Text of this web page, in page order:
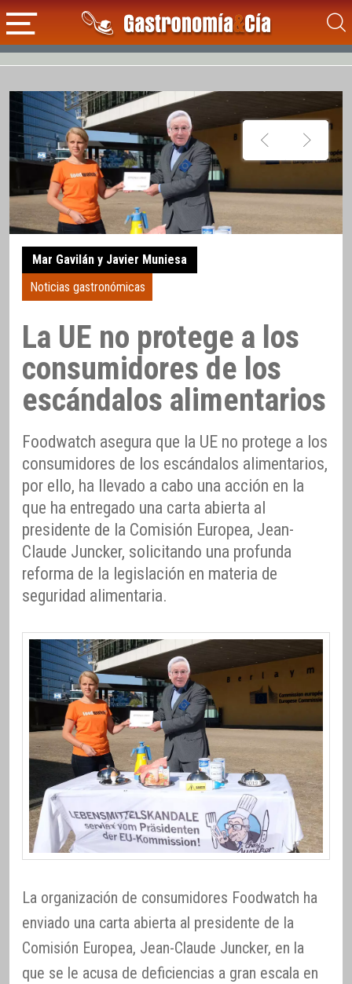
Mar Gavilán y Javier Muniesa
Noticias gastronómicas
La UE no protege a los
consumidores de los
escándalos alimentarios
Foodwatch asegura que la UE no protege a los
consumidores de los escándalos alimentarios,
por ello, ha llevado a cabo una acción en la
que ha entregado una carta abierta al
presidente de la Comisión Europea, Jean-
Claude Juncker, solicitando una profunda
reforma de la legislación en materia de
seguridad alimentaria.
La organización de consumidores Foodwatch ha
enviado una carta abierta al presidente de la
Comisión Europea, Jean-Claude Juncker, en la
que se le acusa de deficiencias a gran escala en